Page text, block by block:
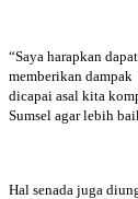
“Saya harapkan
memberikan dampak
dicapai asal kita
Sumsel agar lebih
Hal senada juga